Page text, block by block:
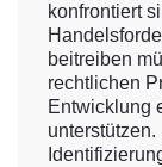
konfrontiert
beitreiben
rechtlichen
Entwicklung